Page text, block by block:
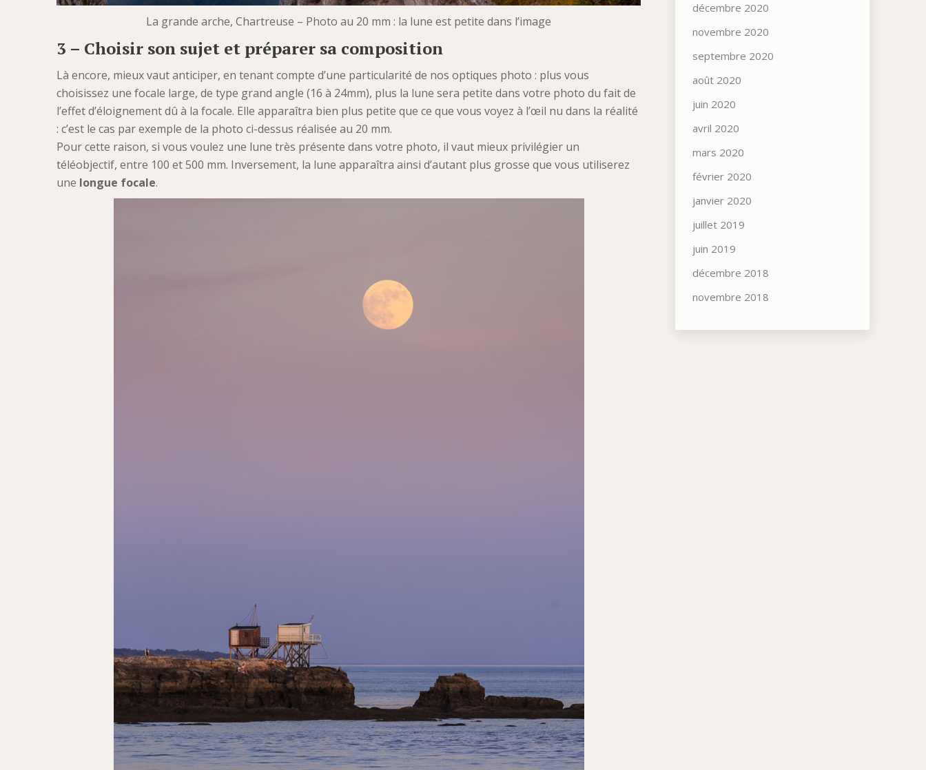
La grande arche, Chartreuse – Photo au 20 mm : la lune est petite dans l’image
3 – Choisir son sujet et préparer sa composition
Là encore, mieux vaut anticiper, en tenant compte d’une particularité de nos optiques photo : plus vous
choisissez une focale large, de type grand angle (16 à 24mm), plus la lune sera petite dans votre photo du fait de
l’effet d’éloignement dû à la focale. Elle apparaîtra bien plus petite que ce que vous voyez à l’œil nu dans la réalité
: c’est le cas par exemple de la photo ci-dessus réalisée au 20 mm.
Pour cette raison, si vous voulez une lune très présente dans votre photo, il vaut mieux privilégier un
téléobjectif, entre 100 et 500 mm. Inversement, la lune apparaîtra ainsi d’autant plus grosse que vous utiliserez
une longue focale.
décembre 2020
novembre 2020
septembre 2020
août 2020
juin 2020
avril 2020
mars 2020
février 2020
janvier 2020
juillet 2019
juin 2019
décembre 2018
novembre 2018